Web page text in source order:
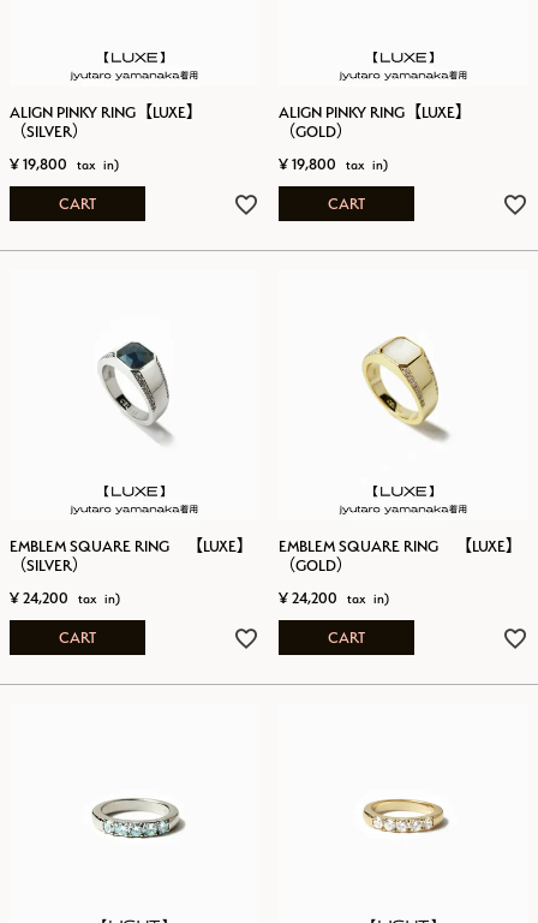
ALIGN PINKY RING【LUXE】
（SILVER）
¥ 19,800
CART
ALIGN PINKY RING【LUXE】
（GOLD）
¥ 19,800
CART
EMBLEM SQUARE RING 【LUXE】
（SILVER）
¥ 24,200
CART
EMBLEM SQUARE RING 【LUXE】
（GOLD）
¥ 24,200
CART